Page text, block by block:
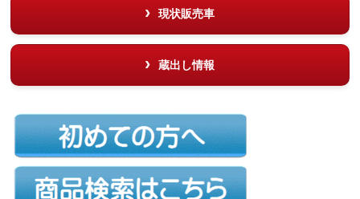
現状販売車
蔵出し情報